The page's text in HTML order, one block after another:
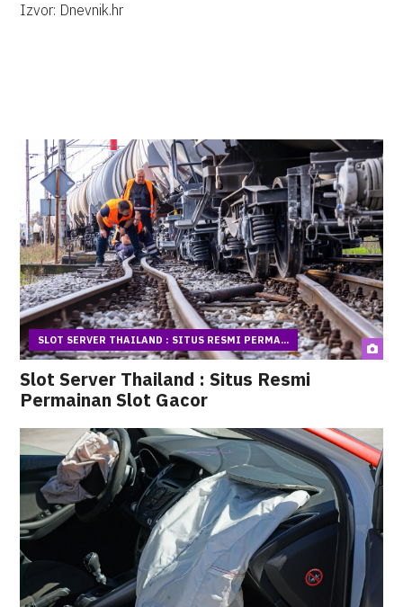
Izvor: Dnevnik.hr
SLOT SERVER THAILAND : SITUS RESMI PERMA...
Slot Server Thailand : Situs Resmi
Permainan Slot Gacor